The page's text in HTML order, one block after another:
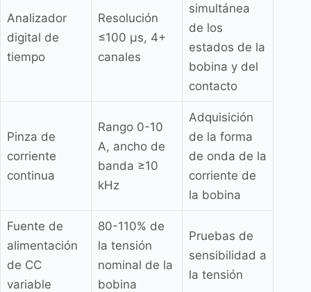
Analizador
digital de
tiempo
Resolución
≤100 µs, 4+
canales
simultánea
de los
estados de la
bobina y del
contacto
Pinza de
corriente
continua
Rango 0-10
A, ancho de
banda ≥10
kHz
Adquisición
de la forma
de onda de la
corriente de
la bobina
Fuente de
alimentación
de CC
variable
80-110% de
la tensión
nominal de la
bobina
Pruebas de
sensibilidad a
la tensión